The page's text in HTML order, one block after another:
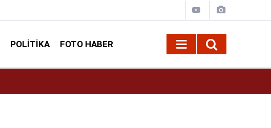
POLITIKA FOTO HABER